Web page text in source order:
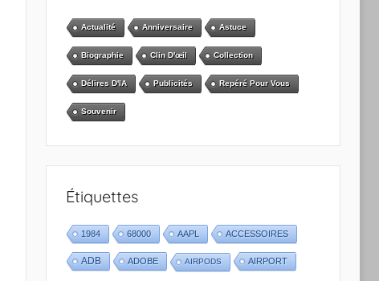
Actualité Anniversaire Astuce
Biographie Clin D'œil Collection
Délires D'IA Publicités Repéré Pour Vous
Souvenir
Étiquettes
1984 68000 AAPL ACCESSOIRES
ADB ADOBE AIRPODS AIRPORT